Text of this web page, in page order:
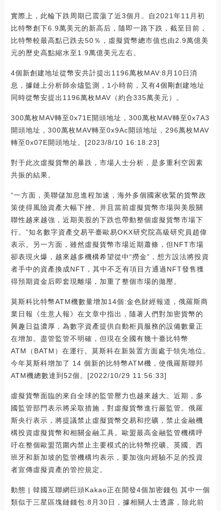
實際上，此輪下跌周期已震蕩了近3個月。自2021年11月初
比特幣創下6.9萬美元的新高后，隨即一路下跌，截至目前，
比特幣較最高點已跌去50％，虛擬貨幣總市值也由2.9萬億美
元的歷史高點縮水至1.9萬億美元左右。
4個新創建地址從幣安共計提出1196萬枚MAV:8月10日消
息，據鏈上分析師余燼監測，1小時前，又有4個剛創建地址
同時從幣安提出1196萬枚MAV（約合335萬美元）。
300萬枚MAV轉至0x71E開頭地址，300萬枚MAV轉至0x7A3
開頭地址，300萬枚MAV轉至0x9Ac開頭地址，296萬枚MAV
轉至0x07E開頭地址。[2023/8/10 16:18:23]
對于此次虛擬貨幣的暴跌，市場人士分析，是多重利空因素
共振的結果。
“一方面，美聯儲加息進程加速，海外多個國家收緊的貨幣政
策使得風險資產大幅下挫。并且當前虛擬貨幣市場與美股關
聯性越來越強，近期美股的下跌也帶動整個虛擬貨幣市場下
行。”知名數字資產交易平臺歐易OKX研究院高級研究員趙偉
表示。另一方面，雖然虛擬貨幣市場近期蕭條，但NFT市場
卻表現火爆，越來越多機構希望從中“撈金”，想方設法將投資
者手中的資產換成NFT，其中不乏有項目方通過NFT發售獲
得預期資金后即套現離場，加重了整個市場的拋壓。
莫斯科比特幣ATM機數量增加14個:金色財經報道，俄羅斯商
業日報《生意人報》在文章中指出，隨著人們對加密貨幣的
興趣日益濃厚，為數字資產提供自動柜員服務的設備數量正
在增加。盡管監管不明確，但現在全國有幾十臺比特幣
ATM（BATM）在運行。莫斯科在新裝置方面處于領先地位。
今年莫斯科增加了 14 個新的比特幣ATM機，使俄羅斯聯邦
ATM機總數達到52個。[2022/10/29 11:56:33]
虛擬貨幣面臨的來自全球的監管壓力也越來越大。近期，多
國監管部門表示將采取措施，對虛擬貨幣進行嚴監管。俄羅
斯央行表示，將提議禁止虛擬貨幣交易和挖礦，禁止金融機
構投資虛擬貨幣和相關金融工具。歐盟最高金融監管機構呼
吁在整個歐盟范圍內禁止主要模式的比特幣挖礦。英國、西
班牙和新加坡的監管機構均表示，要加強向經驗不足的投資
者宣傳虛擬資產的管控規定。
動態 | 韓國互聯網巨頭Kakao正在開發4個加密錢包 其中一個
類似于三星區塊鏈錢包:8月30日，據相關人士透露，除此前